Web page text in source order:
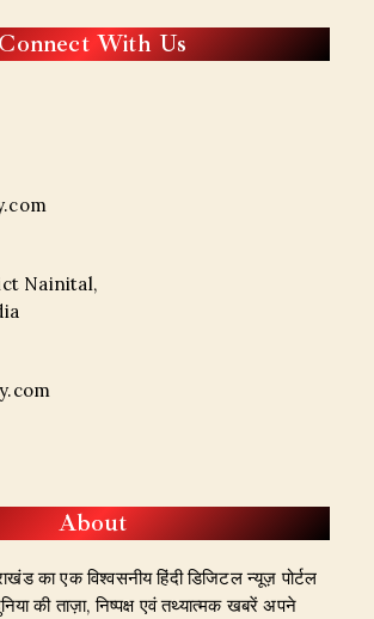
Connect With Us
Nainital,
About
का एक विश्वसनीय हिंदी डिजिटल न्यूज़ पोर्टल
की ताज़ा, निष्पक्ष एवं तथ्यात्मक खबरें अपने